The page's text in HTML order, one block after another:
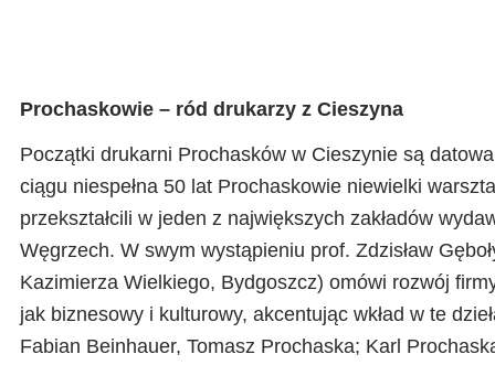
Prochaskowie – ród drukarzy z Cieszyna
Początki drukarni Prochasków w Cieszynie są
ciągu niespełna 50 lat Prochaskowie niewielki
przekształcili w jeden z największych zakładów
Węgrzech. W swym wystąpieniu prof. Zdzisław
Kazimierza Wielkiego, Bydgoszcz) omówi rozwój
jak biznesowy i kulturowy, akcentując wkład w te
Fabian Beinhauer, Tomasz Prochaska; Karl